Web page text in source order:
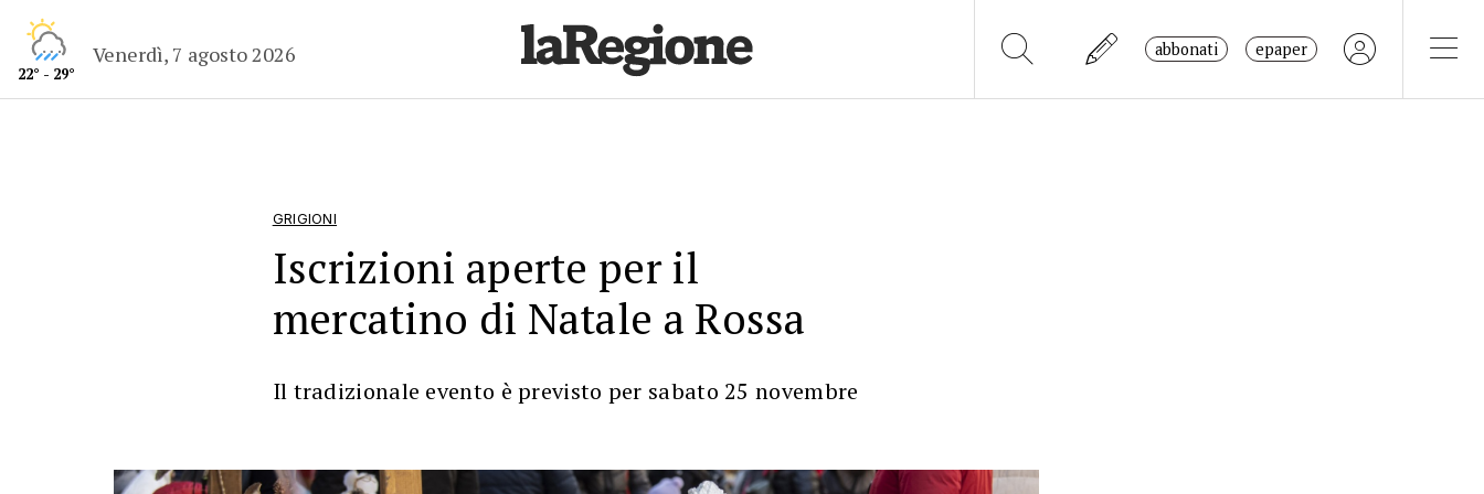
22° - 29°
Venerdì, 7 agosto 2026 abbonati epaper
GRIGIONI
Iscrizioni aperte per il
mercatino di Natale a Rossa
Il tradizionale evento è previsto per sabato 25 novembre